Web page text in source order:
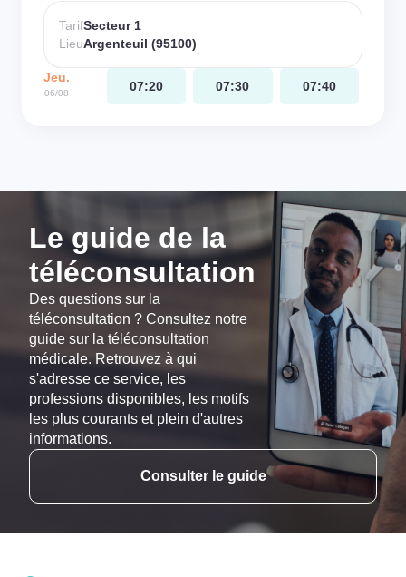
TarifSecteur 1
LieuArgenteuil (95100)
Jeu.
06/08 07:20 07:30 07:40
Le guide de la
téléconsultation
Des questions sur la
téléconsultation ? Consultez notre
guide sur la téléconsultation
médicale. Retrouvez à qui
s'adresse ce service, les
professions disponibles, les motifs
les plus courants et plein d'autres
informations.
Consulter le guide